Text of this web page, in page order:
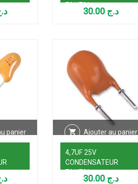
TANTAL
د.ج 30.00
panier Ajouter au panier
4,7UF 25V
CONDENSATEUR
TANTAL
د.ج 30.00